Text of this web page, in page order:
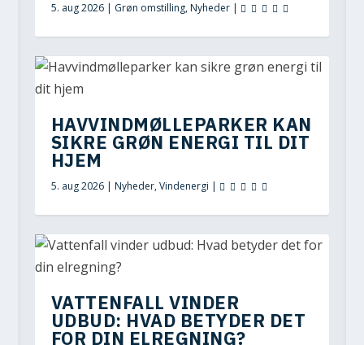
5. aug 2026| Grøn omstilling,Nyheder|
HAVVINDMØLLEPARKER KAN
SIKRE GRØN ENERGI TIL DIT
HJEM
5. aug 2026| Nyheder,Vindenergi |
VATTENFALL VINDER
UDBUD: HVAD BETYDER DET
FOR DIN ELREGNING?